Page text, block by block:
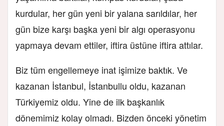
kurdular, her gün yeni bir yalana sarıldılar, her
gün bize karşı başka yeni bir algı operasyonu
yapmaya devam ettiler, iftira üstüne iftira attılar.
Biz tüm engellemeye inat işimize baktık. Ve
kazanan İstanbul, İstanbullu oldu, kazanan
Türkiyemiz oldu. Yine de ilk başkanlık
dönemimiz kolay olmadı. Bizden önceki yönetim